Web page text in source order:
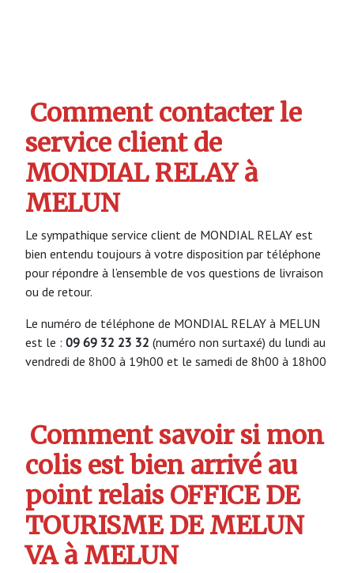
Comment contacter le
service client de
MONDIAL RELAY à
MELUN
Le sympathique service client de MONDIAL RELAY est
bien entendu toujours à votre disposition par téléphone
pour répondre à l’ensemble de vos questions de livraison
ou de retour.
Le numéro de téléphone de MONDIAL RELAY à MELUN
est le : 09 69 32 23 32 (numéro non surtaxé) du lundi au
vendredi de 8h00 à 19h00 et le samedi de 8h00 à 18h00
Comment savoir si mon
colis est bien arrivé au
point relais OFFICE DE
TOURISME DE MELUN
VA à MELUN